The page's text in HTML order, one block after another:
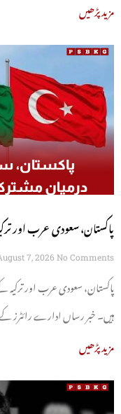
مزید پڑھیں
پاکستان، سعودی عرب اور
7, 2026 No Comments
پاکستان، سعودی عرب اور ترکیہ
ہیں۔ خبر رساں ادارے رائٹرز کے
مزید پڑھیں